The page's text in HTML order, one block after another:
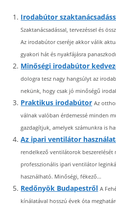
Irodabútor
Szaktanácsadással, tervezéssel és
Az irodabútor cseréje akkor válik
gyakori hát és nyakfájásra
Minőségi irodabútor
dologra tesz nagy hangsúlyt az
nekünk, hogy csak jó minőségű
Praktikus irodabútor Az
válnak valóban érdemessé minden
gazdagítjuk, amelyek számunkra is
Az ipari ventilátor
rendelkező ventilátorok beszerelését
professzionális ipari ventilátor
használható. Minőségi, fékező...
Redőnyök Budapestről A
kínálatával hosszú évek óta